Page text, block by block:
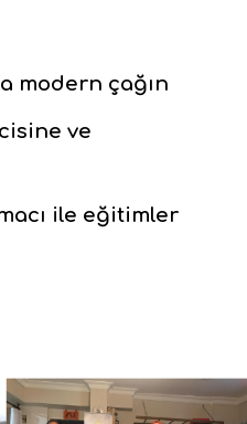
modern çağın
ve
ile eğitimler